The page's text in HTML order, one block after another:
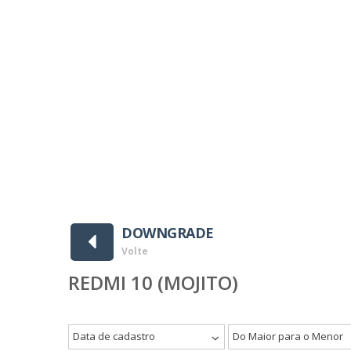
DOWNGRADE
Volte
REDMI 10 (MOJITO)
Data de cadastro Do Maior para o Menor